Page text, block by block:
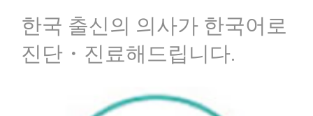
한국 출신의 의사가 한국어로
진단・진료해드립니다.